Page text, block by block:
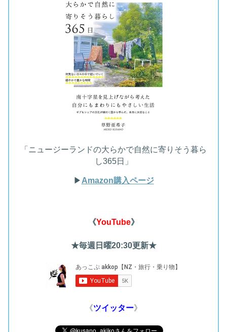
「ニュージーランドの大らかで自然に寄りそう暮ら
し365日」
▶︎Amazon購入ページ
《YouTube》
★毎週日曜20:30更新★
《ツイッター》